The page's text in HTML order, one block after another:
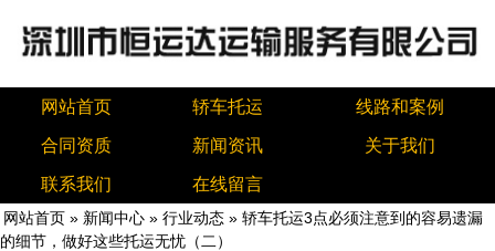
网站首页 轿车托运 线路和案例
合同资质 新闻资讯 关于我们
联系我们 在线留言
网站首页 » 新闻中心 » 行业动态 » 轿车托运3点必须注意到的容易遗漏
的细节，做好这些托运无忧（二）